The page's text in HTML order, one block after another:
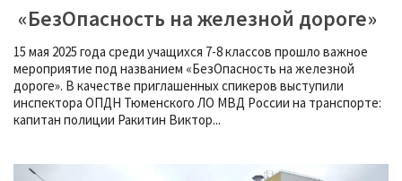
«БезОпасность на железной дороге»
15 мая 2025 года среди учащихся 7-8 классов прошло важное
мероприятие под названием «БезОпасность на железной
дороге». В качестве приглашенных спикеров выступили
инспектора ОПДН Тюменского ЛО МВД России на транспорте:
капитан полиции Ракитин Виктор...